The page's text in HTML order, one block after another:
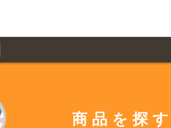
住まい・暮らし
ガイド トップ
の方へ トップ
商品を探す